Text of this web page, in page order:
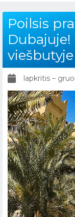
Poilsis
Dubajuje!
lapkritis –